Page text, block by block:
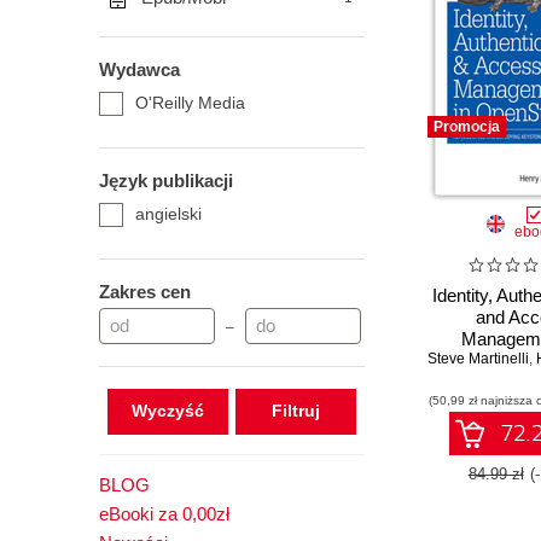
Wydawca
O'Reilly Media
Język publikacji
angielski
Zakres cen
–
Wyczyść
BLOG
eBooki za 0,00zł
Promocja
Identity,
and
Deploying
Steve Martinelli,
(50,99 zł najniższa
84.99 zł